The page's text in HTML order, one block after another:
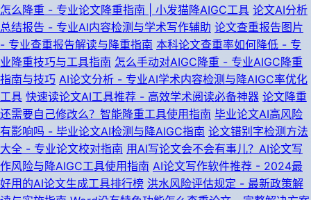
怎么降重 - 专业论文降重指南 | 小发猫降AIGC工具 论文AI分析
总结报告 - 专业AI内容检测与学术写作辅助 论文查重报告图片
- 专业查重报告解读与降重指南 本科论文查重率如何降低 - 专
业降重技巧与工具指南 怎么手动对AIGC降重 - 专业AIGC降重
指南与技巧 AI论文分析 - 专业AI学术内容检测与降AIGC率优化
工具 快速读论文AI工具推荐 - 高效学术阅读必备神器 论文降重
还需要自己修改么？智能降重工具使用指南 毕业论文AI高风险
有影响吗 - 毕业论文AI检测与降AIGC指南 论文错别字检测方法
大全 - 专业论文校对指南 用AI写论文会不会有事儿？AI论文写
作风险与降AIGC工具使用指南 AI论文写作软件推荐 - 2024最
好用的AI论文生成工具排行榜 洪水风险评估规定 - 最新政策解